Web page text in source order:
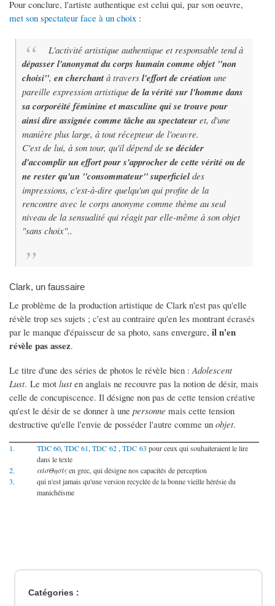
Pour conclure, l'artiste authentique est celui qui, par son oeuvre,
met son spectateur face à un choix :
L'activité artistique authentique et responsable tend à
dépasser l'anonymat du corps humain comme objet "non
choisi", en cherchantà travers l'effort de création une
pareille expression artistiquede la vérité sur l'homme dans
sa corporéité féminine et masculine qui se trouve pour
ainsi dire assignée comme tâche au spectateur et, d'une
manière plus large, à tout récepteur de l'oeuvre.
C'est de lui, à son tour, qu'il dépend dese décider
d'accomplir un effort pour s'approcher de cette vérité ou de
ne rester qu'un "consommateur" superficieldes
impressions, c'est-à-dire quelqu'un qui profite de la
rencontre avec le corps anonyme comme thème au seul
niveau de la sensualité qui réagit par elle-même à son objet
"sans choix"..
Clark, un faussaire
Le problème de la production artistique de Clark n'est pas qu'elle
révèle trop ses sujets ; c'est au contraire qu'en les montrant écrasés
par le manque d'épaisseur de sa photo, sans envergure, il n'en
révèle pas assez.
Le titre d'une des séries de photos le révèle bien :Adolescent
Lust. Le mot lusten anglais ne recouvre pas la notion de désir, mais
celle de concupiscence. Il désigne non pas de cette tension créative
qu'est le désir de se donner à une personne mais cette tension
destructive qu'elle l'envie de posséder l'autre comme un objet.
1. TDC 60,TDC 61,TDC 62,TDC 63pour ceux qui souhaiteraient le lire
dans le texte
2.
αίσΘησίςen grec, qui désigne nos capacités de perception
3.
qui n'est jamais qu'une version recyclée de la bonne vieille hérésie du
manichéisme
Catégories :